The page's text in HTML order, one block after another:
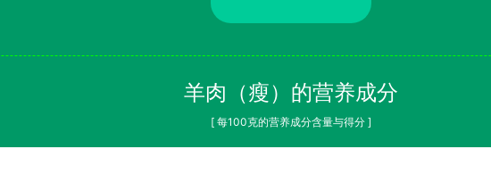
羊肉（瘦）的营养成分
[ 每100克的营养成分含量与得分 ]